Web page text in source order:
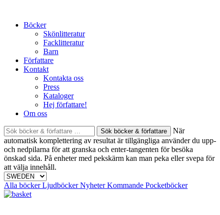
contentBöcker
Skönlitteratur
Facklitteratur
Barn
Författare
Kontakt
Kontakta oss
Press
Kataloger
Hej författare!
Om oss
Sök
böcker
&
författare
efter:
När
automatisk komplettering av resultat är tillgängliga använder du upp-
och nedpilarna för att granska och enter-tangenten för besöka
önskad sida. På enheter med pekskärm kan man peka eller svepa för
att välja innehåll.
Alla böckerLjudböckerNyheterKommande Pocketböcker